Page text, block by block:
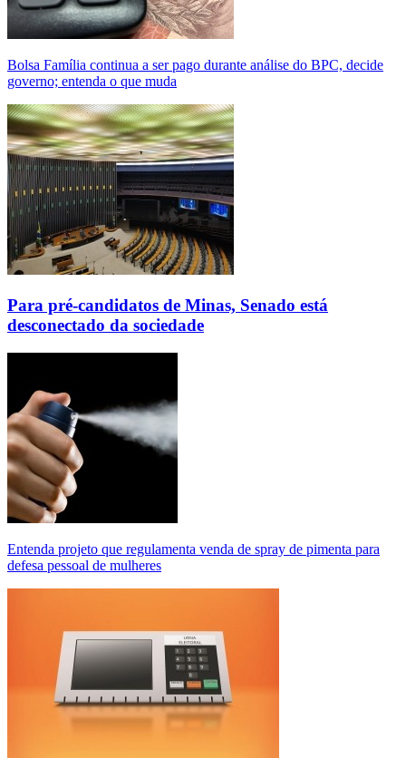
Bolsa Família continua a ser pago durante análise do BPC, decide
governo; entenda o que muda
Para pré-candidatos de Minas, Senado está
desconectado da sociedade
Entenda projeto que regulamenta venda de spray de pimenta para
defesa pessoal de mulheres